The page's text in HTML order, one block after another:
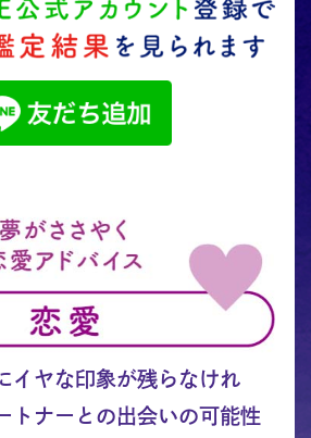
イヤな印象が残らなけれ
トナーとの出会いの可能性